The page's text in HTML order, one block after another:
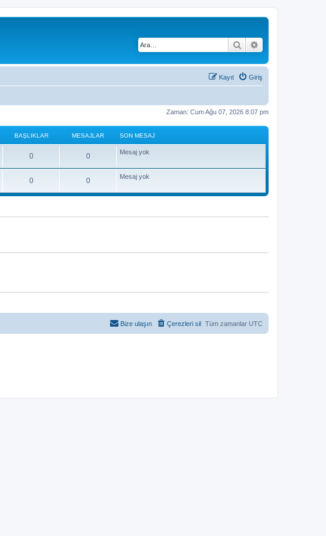
Ara
Giriş
Kayıt
Zaman: Cum Ağu 07, 2026 8:07 pm
BAŞLIKLAR MESAJLAR SON MESAJ
0 0 Mesaj yok
0 0 Mesaj yok
Tüm zamanlar UTC
Çerezleri sil
Bize ulaşın